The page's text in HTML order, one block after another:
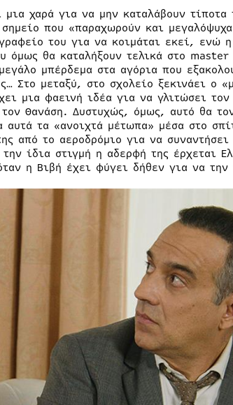
χαρά για να μην καταλάβουν τίποτα
που «παραχωρούν και
του για να κοιμάται εκεί, ενώ η
όμως θα καταλήξουν τελικά στο
μπέρδεμα στα αγόρια που
Στο μεταξύ, στο σχολείο ξεκινάει ο
μια φαεινή ιδέα για να γλιτώσει
Θανάση. Δυστυχώς, όμως, αυτό θα
τα «ανοιχτά μέτωπα» μέσα στο
από το αεροδρόμιο για να συναντήσει
ίδια στιγμή η αδερφή της έρχεται
η Βιβή έχει φύγει δήθεν για να την